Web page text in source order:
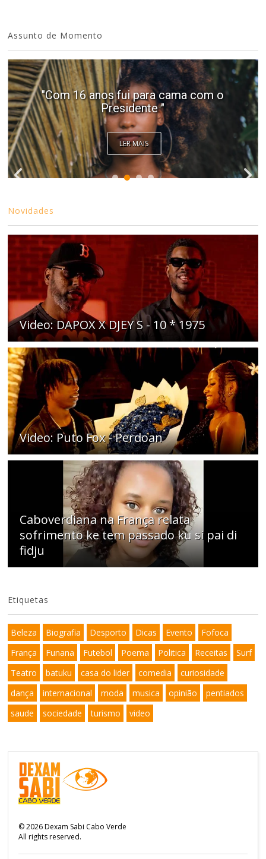
Assunto de Momento
"Com 16 anos fui para cama com o
Presidente "
LER MAIS
Novidades
Video: DAPOX X DJEY S - 10 * 1975
Video: Puto Fox - Perdoan
Caboverdiana na França relata
sofrimento ke tem passado ku si pai di
fidju
Etiquetas
Beleza Biografia Desporto Dicas Evento
Fofoca
França
Funana Futebol Poema Politica Receitas
Surf
Teatro
batuku casa do lider comedia
curiosidade
dança
internacional moda musica opinião
pentiados
saude
sociedade turismo video
©2026Dexam Sabi Cabo Verde
All rights reserved.